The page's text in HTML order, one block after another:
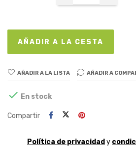
AÑADIR A LA CESTA
AÑADIR A LA LISTA AÑADIR A
 En stock
Compartir
Política de privacidady